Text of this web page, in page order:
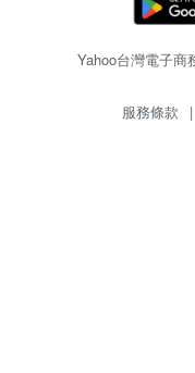
Yahoo台灣電子
服務條款 |